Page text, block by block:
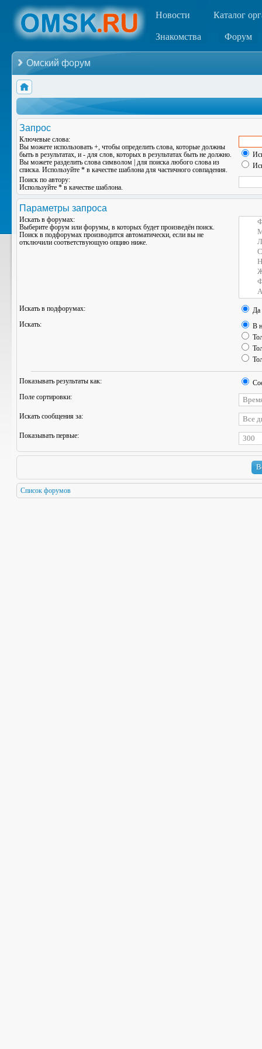
Новости Каталог
Знакомства Форум
Омский форум
Запрос
Ключевые слова:
Вы можете использовать +, чтобы определить слова, которые должны
быть в результатах, и - для слов, которых в результатах быть не должно.
Вы можете разделить слова символом для поиска любого слова из
списка. Используйте * в качестве шаблона для частичного совпадения.
Поиск по автору:
Используйте * в качестве шаблона.
Параметры запроса
Искать в форумах:
Выберите форум или форумы, в которых будет произведён поиск.
Поиск в подфорумах производится автоматически, если вы не
отключили соответствующую опцию ниже.
Искать в подфорумах:
Да
Искать:
В
Показывать результаты как:
Поле сортировки:
Искать сообщения за:
Показывать первые:
Список форумов